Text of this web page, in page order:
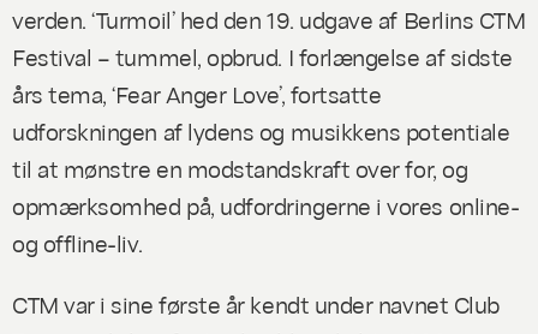
verden. ‘Turmoil’ hed den 19. udgave af Berlins CTM
Festival –tummel, opbrud. I forlængelse af sidste
års tema, ‘Fear Anger Love’, fortsatte
udforskningen af lydens og musikkens potentiale
til at mønstre en modstandskraft over for, og
opmærksomhed på, udfordringerne i vores online-
og offline-liv.
CTM var i sine første år kendt under navnet Club